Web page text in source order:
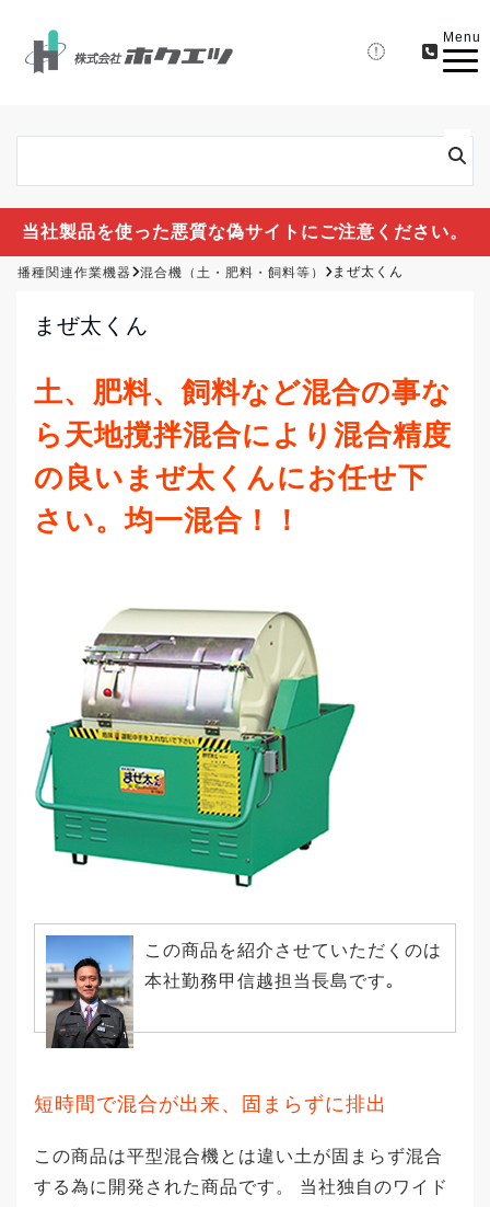
Menu
当社製品を使った悪質な偽サイトにご注意ください。
播種関連作業機器 混合機（土・肥料・飼料等） まぜ太くん
まぜ太くん
土、肥料、飼料など混合の事な
ら天地撹拌混合により混合精度
の良いまぜ太くんにお任せ下
さい。均一混合！！
この商品を紹介させていただくのは
本社勤務甲信越担当長島です｡
短時間で混合が出来、固まらずに排出
この商品は平型混合機とは違い土が固まらず混合
する為に開発された商品です。 当社独自のワイド